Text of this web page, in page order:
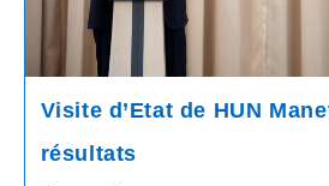
Visite d’Etat de HUN
résultats